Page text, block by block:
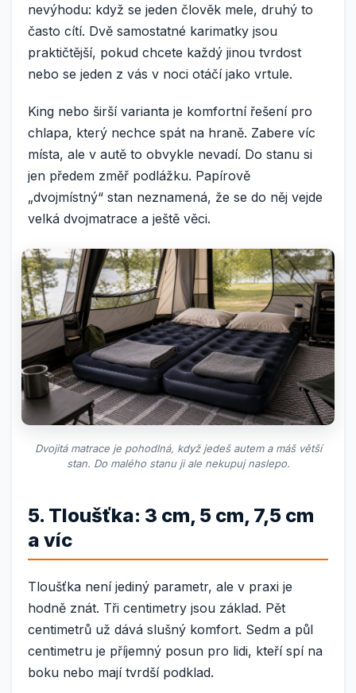
nevýhodu: když se jeden člověk mele, druhý to
často cítí. Dvě samostatné karimatky jsou
praktičtější, pokud chcete každý jinou tvrdost
nebo se jeden z vás v noci otáčí jako vrtule.
King nebo širší varianta je komfortní řešení pro
chlapa, který nechce spát na hraně. Zabere víc
místa, ale v autě to obvykle nevadí. Do stanu si
jen předem změř podlážku. Papírově
„dvojmístný“ stan neznamená, že se do něj vejde
velká dvojmatrace a ještě věci.
Dvojitá matrace je pohodlná, když jedeš autem a máš větší
stan. Do malého stanu ji ale nekupuj naslepo.
5. Tloušťka: 3 cm, 5 cm, 7,5 cm
a víc
Tloušťka není jediný parametr, ale v praxi je
hodně znát. Tři centimetry jsou základ. Pět
centimetrů už dává slušný komfort. Sedm a půl
centimetru je příjemný posun pro lidi, kteří spí na
boku nebo mají tvrdší podklad.